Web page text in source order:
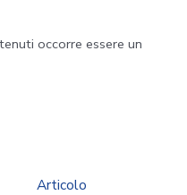
occorre essere un
Articolo